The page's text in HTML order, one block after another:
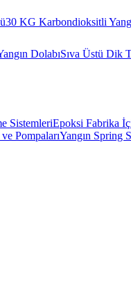
30 KG Karbondioksitli
DolabıSıva Üstü Dik
SistemleriEpoksi Fabrika
PompalarıYangın Spring